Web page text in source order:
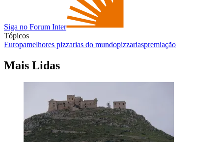
Siga no Forum Inter
Tópicos
Europamelhores pizzarias do mundopizzariaspremiação
Mais Lidas